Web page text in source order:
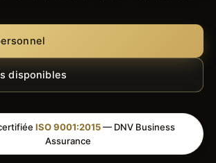
disponibles
ISO 9001:2015— DNV Business
Assurance